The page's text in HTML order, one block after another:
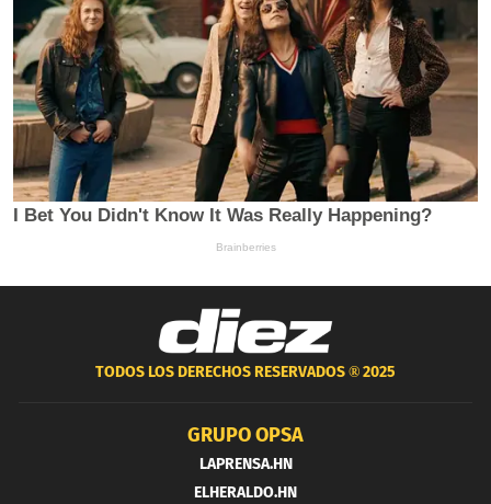
TODOS LOS DERECHOS RESERVADOS ®2025
GRUPO OPSA
LAPRENSA.HN
ELHERALDO.HN